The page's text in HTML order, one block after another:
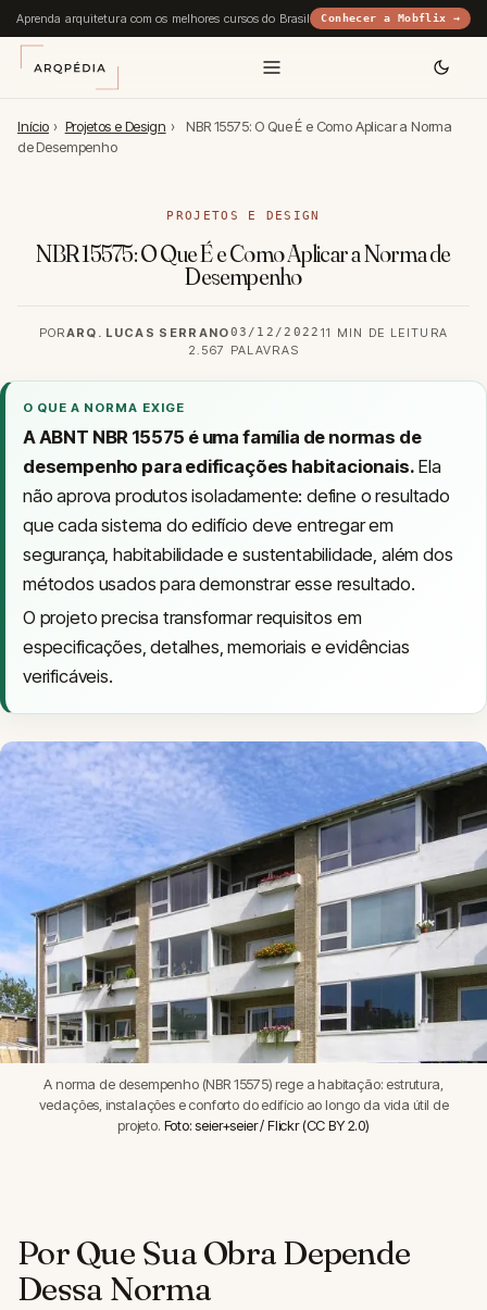
Aprenda arquitetura com os melhores cursos do Brasil Conhecer a Mobflix →
Início › Projetos e Design ›
NBR 15575: O Que É e Como Aplicar a Norma
de Desempenho
PROJETOS E DESIGN
NBR 15575: O Que É e Como Aplicar a Norma de
Desempenho
PORARQ. LUCAS SERRANO03/12/2022 11 MIN DE LEITURA
2.567 PALAVRAS
O QUE A NORMA EXIGE
A ABNT NBR 15575 é uma família de normas de
desempenho para edificações habitacionais. Ela
não aprova produtos isoladamente: define o resultado
que cada sistema do edifício deve entregar em
segurança, habitabilidade e sustentabilidade, além dos
métodos usados para demonstrar esse resultado.
O projeto precisa transformar requisitos em
especificações, detalhes, memoriais e evidências
verificáveis.
A norma de desempenho (NBR 15575) rege a habitação: estrutura,
vedações, instalações e conforto do edifício ao longo da vida útil de
projeto. Foto: seier+seier / Flickr (CC BY 2.0)
Por Que Sua Obra Depende
Dessa Norma